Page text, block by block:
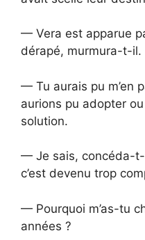
— Vera est apparue
dérapé, murmura-t-il.
— Tu aurais pu m’en
aurions pu adopter
solution.
— Je sais, concéda-t-
c’est devenu trop
— Pourquoi m’as-tu
années ?